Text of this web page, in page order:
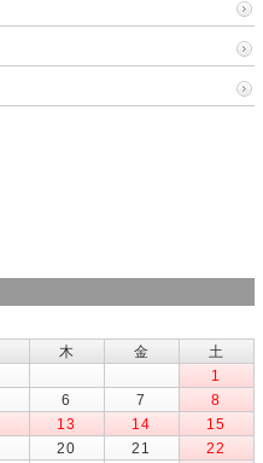
木 金
土
1
6 7
8
13 14
15
20 21
22